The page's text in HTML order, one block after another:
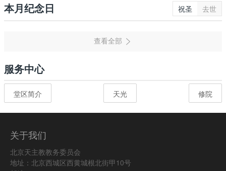
本月纪念日 祝圣 去世
服务中心
堂区简介 天光 修院
关于我们
北京天主教教务委员会
地址：北京西城区西黄城根北街甲10号